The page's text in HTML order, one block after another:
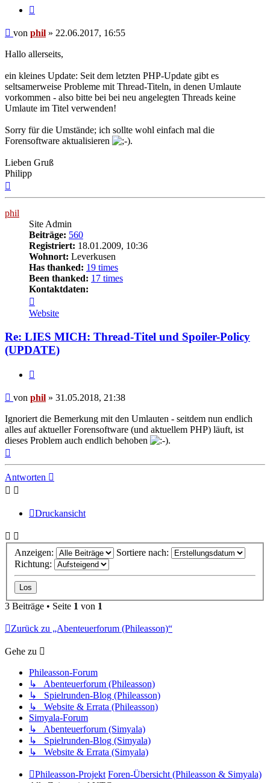
Beitrag
von phil » 22.06.2017, 16:55
Hallo allerseits,
ein kleines Update: Seit dem letzten PHP-Update gibt es
seltsamerweise Probleme mit Thread-Titeln, in denen Umlaute
vorkommen - also bitte bei bei neu angelegten Threads keine
Umlaute im Titel verwenden!
Sorry für die Umstände; ich sollte wohl einfach mal die
Forensoftware aktualisieren
.
Lieben Gruß
Philipp
phil
Site Admin
Beiträge: 560
Registriert: 18.01.2009, 10:36
Wohnort: Leverkusen
Has thanked: 19 times
Been thanked: 17 times
Kontaktdaten:
von
phil
Website
Re: LIES MICH: Thread-Titel und Spoiler-Policy
(UPDATE)
Beitrag
von phil » 31.05.2018, 21:38
Ignoriert die Bemerkung mit den Umlauten - seitdem nun endlich
alles auf aktueller Forensoftware (und aktuellem PHP) läuft, ist
dieses Problem auch endlich behoben
.
oben
Antworten
Druckansicht
Anzeigen:
Sortiere nach:
Richtung:
3 Beiträge • Seite 1 von 1
Zurück zu „Abenteuerforum (Phileasson)“
Gehe zu
Phileasson-Forum
↳ Abenteuerforum (Phileasson)
↳ Spielrunden-Blog (Phileasson)
↳ Website & Errata (Phileasson)
Simyala-Forum
↳ Abenteuerforum (Simyala)
↳ Spielrunden-Blog (Simyala)
↳ Website & Errata (Simyala)
Phileasson-Projekt Foren-Übersicht (Phileasson & Simyala)